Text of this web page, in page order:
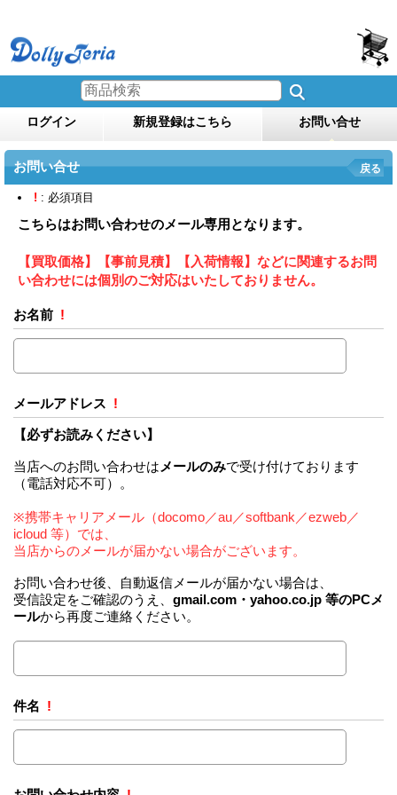
ログイン 新規登録はこちら お問い合せ
お問い合せ 戻る
! : 必須項目
こちらはお問い合わせのメール専用となります。
【買取価格】【事前見積】【入荷情報】などに関連するお問
い合わせには個別のご対応はいたしておりません。
お名前 !
メールアドレス !
【必ずお読みください】
当店へのお問い合わせは メールのみで受け付けております
（電話対応不可）。
※携帯キャリアメール（docomo／au／softbank／ezweb／
icloud 等）では、
当店からのメールが届かない場合がございます。
お問い合わせ後、自動返信メールが届かない場合は、
受信設定をご確認のうえ、 gmail.com・yahoo.co.jp 等のPCメ
ールから再度ご連絡ください。
件名 !